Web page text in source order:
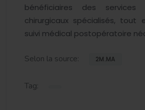
bénéficiaires des services
chirurgicaux spécialisés, tout
suivi médical postopératoire
Selon la source: 2M.MA
Tag: